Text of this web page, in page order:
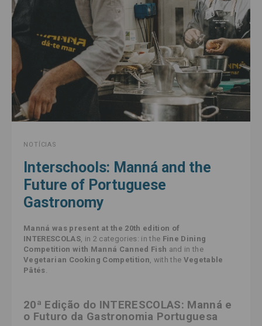
NOTÍCIAS
Interschools: Manná and the
Future of Portuguese
Gastronomy
Manná was present at the 20th edition of
INTERESCOLAS, in 2 categories: in the Fine Dining
Competition with Manná Canned Fish and in the
Vegetarian Cooking Competition, with the Vegetable
Pâtés .
20ª Edição do INTERESCOLAS: Manná e
o Futuro da Gastronomia Portuguesa